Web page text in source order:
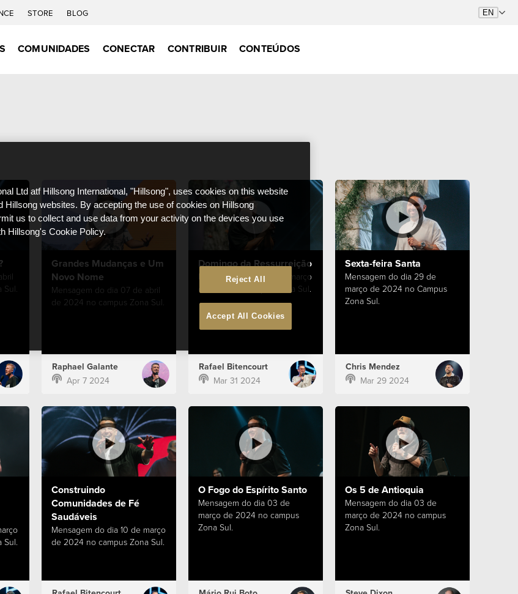
STORE BLOG
COMUNIDADES CONECTAR CONTRIBUIR CONTEÚDOS
Sul.
Grandes Mudanças e Um
Novo Nome
Mensagem do dia 07 de abril
de 2024 no campus Zona Sul.
Raphael Galante
Apr 7 2024
Domingo da Ressurreição
Mensagem do dia 31 de março
de 2024 no campus Zona Sul.
Rafael Bitencourt
Mar 31 2024
Sexta-feira Santa
Mensagem do dia 29 de
março de 2024 no Campus
Zona Sul.
Chris Mendez
Mar 29 2024
Sul.
Construindo
Comunidades de Fé
Saudáveis
Mensagem do dia 10 de março
de 2024 no campus Zona Sul.
O Fogo do Espírito Santo
Mensagem do dia 03 de
março de 2024 no campus
Zona Sul.
Os 5 de Antioquia
Mensagem do dia 03 de
março de 2024 no campus
Zona Sul.
Ltd atf Hillsong International, "Hillsong", uses cookies on this website
Hillsong websites. By accepting the use of cookies on Hillsong
us to collect and use data from your activity on the devices you use
Hillsong's Cookie Policy.
Reject All
Accept All Cookies